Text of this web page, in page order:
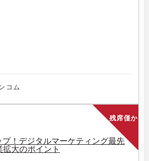
コム
残席僅か
！デジタルマーケティング最先
大のポイント